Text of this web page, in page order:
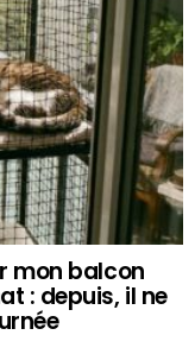
mon balcon
: depuis, il ne